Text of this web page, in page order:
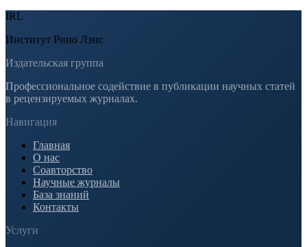
IRL
Институт Рино Лэнс
Издательская группа
Профессиональное содействие в публикации научных статей
в рецензируемых журналах.
Навигация
Главная
О нас
Соавторство
Научные журналы
База знаний
Контакты
Услуги